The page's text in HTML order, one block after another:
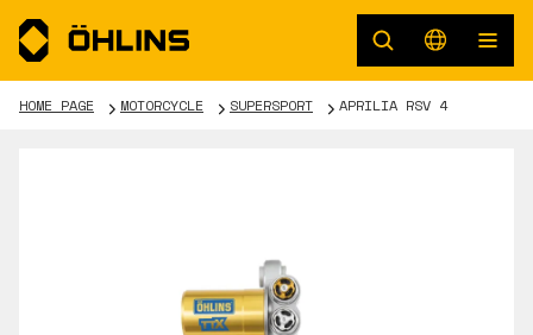
HOME PAGE MOTORCYCLE SUPERSPORT APRILIA RSV 4